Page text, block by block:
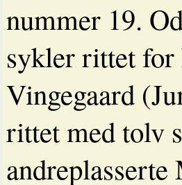
nummer 19.
sykler rittet for
Vingegaard
rittet med tolv